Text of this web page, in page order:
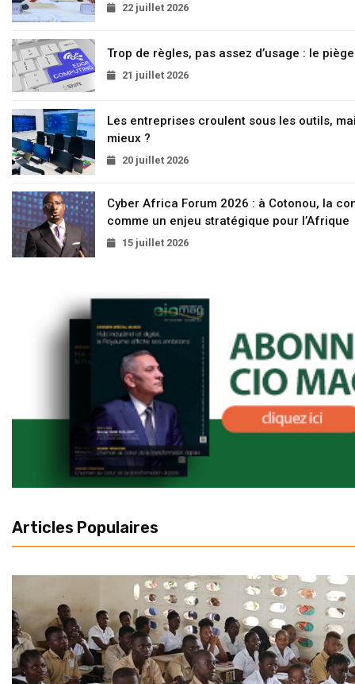
22 juillet 2026
Trop de règles, pas assez d’usage : le
21 juillet 2026
Les entreprises croulent sous les outils,
mieux ?
20 juillet 2026
Cyber Africa Forum 2026 : à Cotonou, la
comme un enjeu stratégique pour l’Afrique
15 juillet 2026
Articles Populaires